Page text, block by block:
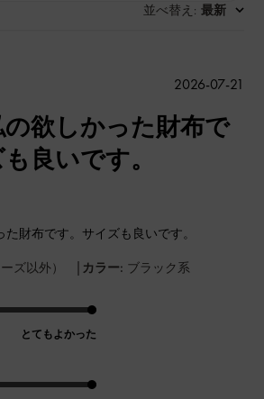
並べ替え : 最新
欲しかった財布で
良いです。
財布です。サイズも良いです。
ズ以外） | カラー: ブラック系
とてもよかった
2026-07-21